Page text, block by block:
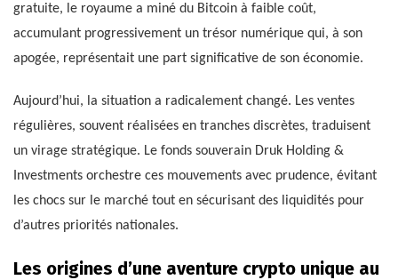
gratuite, le royaume a miné du Bitcoin à faible coût,
accumulant progressivement un trésor numérique qui, à son
apogée, représentait une part significative de son économie.
Aujourd’hui, la situation a radicalement changé. Les ventes
régulières, souvent réalisées en tranches discrètes, traduisent
un virage stratégique. Le fonds souverain Druk Holding &
Investments orchestre ces mouvements avec prudence, évitant
les chocs sur le marché tout en sécurisant des liquidités pour
d’autres priorités nationales.
Les origines d’une aventure crypto unique au